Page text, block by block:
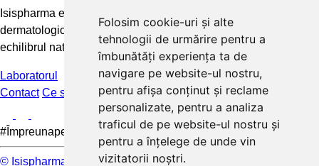
Folosim cookie-uri și alte
tehnologii de urmărire pentru a
îmbunătăți experiența ta de
navigare pe website-ul nostru,
pentru afișa conținut și reclame
personalizate, pentru a analiza
traficul de pe website-ul nostru și
pentru a înțelege de unde vin
vizitatorii noștri.
Isispharma este un laborator francez care concepe tratamente
dermatologice eficiente și accesibile pentru a păstra și restabili
echilibrul natural al pielii.
Laboratorul
Contact Ce spun clientii FAQ
#Împreunapentrupieleamea
© Isispharma 2026 Livrare si plata Mențiuni legale